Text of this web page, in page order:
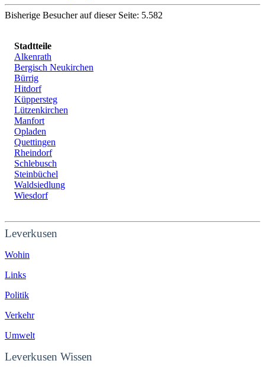
Bisherige Besucher auf dieser Seite: 5.582
Stadtteile
Alkenrath
Bergisch Neukirchen
Bürrig
Hitdorf
Küppersteg
Lützenkirchen
Manfort
Opladen
Quettingen
Rheindorf
Schlebusch
Steinbüchel
Waldsiedlung
Wiesdorf
Leverkusen
Wohin
Links
Politik
Verkehr
Umwelt
Leverkusen Wissen